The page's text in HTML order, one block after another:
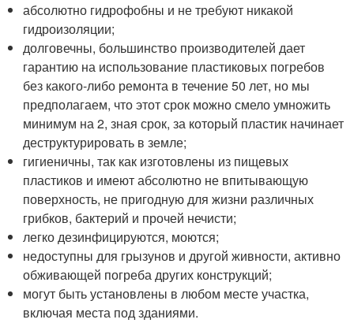
абсолютно гидрофобны и не требуют никакой
гидроизоляции;
долговечны, большинство производителей дает
гарантию на использование пластиковых погребов
без какого-либо ремонта в течение 50 лет, но мы
предполагаем, что этот срок можно смело умножить
минимум на 2, зная срок, за который пластик начинает
деструктурировать в земле;
гигиеничны, так как изготовлены из пищевых
пластиков и имеют абсолютно не впитывающую
поверхность, не пригодную для жизни различных
грибков, бактерий и прочей нечисти;
легко дезинфицируются, моются;
недоступны для грызунов и другой живности, активно
обживающей погреба других конструкций;
могут быть установлены в любом месте участка,
включая места под зданиями.